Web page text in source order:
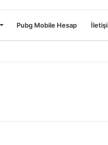
Pubg Mobile Hesap